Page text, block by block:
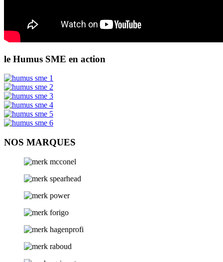
le Humus SME en action
NOS MARQUES